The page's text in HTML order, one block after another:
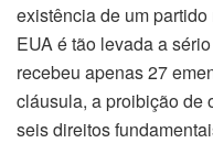
existência de um
EUA é tão levada a
recebeu apenas 27
cláusula, a proibição
seis direitos